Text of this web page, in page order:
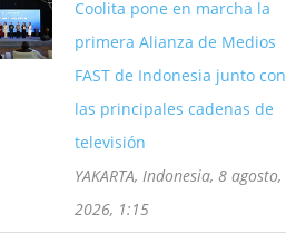
Coolita pone en marcha la
primera Alianza de Medios
FAST de Indonesia junto con
las principales cadenas de
televisión
YAKARTA, Indonesia, 8 agosto,
2026, 1:15